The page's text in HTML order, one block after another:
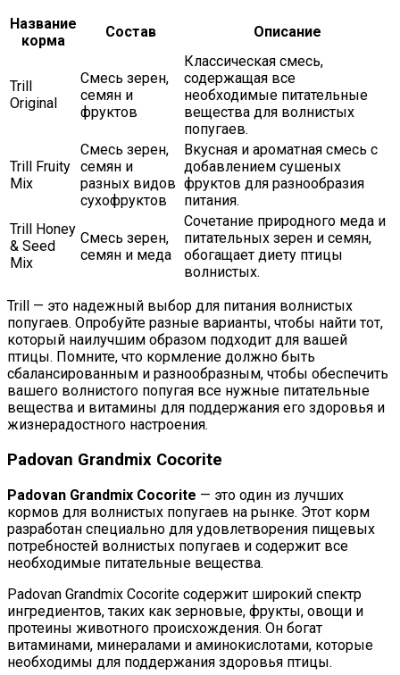
Название
корма
Состав Описание
Trill
Original
Смесь зерен,
семян и
фруктов
Классическая смесь,
содержащая все
необходимые питательные
вещества для волнистых
попугаев.
Trill Fruity
Mix
Смесь зерен,
семян и
разных видов
сухофруктов
Вкусная и ароматная смесь с
добавлением сушеных
фруктов для разнообразия
питания.
Trill Honey
& Seed
Mix
Смесь зерен,
семян и меда
Сочетание природного меда и
питательных зерен и семян,
обогащает диету птицы
волнистых.
Trill — это надежный выбор для питания волнистых
попугаев. Опробуйте разные варианты, чтобы найти тот,
который наилучшим образом подходит для вашей
птицы. Помните, что кормление должно быть
сбалансированным и разнообразным, чтобы обеспечить
вашего волнистого попугая все нужные питательные
вещества и витамины для поддержания его здоровья и
жизнерадостного настроения.
Padovan Grandmix Cocorite
Padovan Grandmix Cocorite — это один из лучших
кормов для волнистых попугаев на рынке. Этот корм
разработан специально для удовлетворения пищевых
потребностей волнистых попугаев и содержит все
необходимые питательные вещества.
Padovan Grandmix Cocorite содержит широкий спектр
ингредиентов, таких как зерновые, фрукты, овощи и
протеины животного происхождения. Он богат
витаминами, минералами и аминокислотами, которые
необходимы для поддержания здоровья птицы.